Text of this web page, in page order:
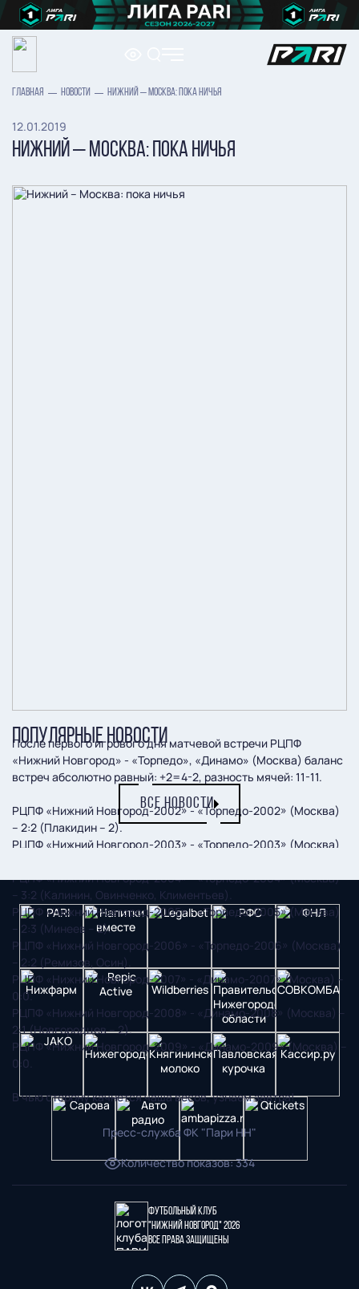
ГЛАВНАЯ НОВОСТИ НИЖНИЙ – МОСКВА: ПОКА НИЧЬЯ
12.01.2019
НИЖНИЙ – МОСКВА: ПОКА НИЧЬЯ
После первого игрового дня матчевой встречи РЦПФ
«Нижний Новгород» - «Торпедо», «Динамо» (Москва) баланс
встреч абсолютно равный: +2=4-2, разность мячей: 11-11.
РЦПФ «Нижний Новгород-2002» - «Торпедо-2002» (Москва)
– 2:2 (Плакидин – 2).
РЦПФ «Нижний Новгород-2003» - «Торпедо-2003» (Москва)
РЦПФ «Нижний Новгород-2004» - «Торпедо-2004» (Москва)
– 3:2 (Калинин, Овинченко, Климентьев).
РЦПФ «Нижний Новгород-2005» - «Торпедо-2005» (Москва)
– 2:3 (Минеев – 2).
РЦПФ «Нижний Новгород-2006» - «Торпедо-2006» (Москва)
– 2:2 (Ремизов, Осин).
РЦПФ «Нижний Новгород-2007» - «Динамо-2007» (Москва) –
0:0.
РЦПФ «Нижний Новгород-2008» - «Динамо-2008» (Москва) –
2:1 (Новгородцев – 2).
РЦПФ «Нижний Новгород-2009» - «Динамо-2009» (Москва) –
0:0.
В чью сторону качнется чаша весов, узнаем завтра!
Пресс-служба ФК "Пари НН"
Количество показов:334
ПОПУЛЯРНЫЕ НОВОСТИ
ВСЕ НОВОСТИ
Футбольный клуб
"Нижний Новгород" 2026
Все права защищены